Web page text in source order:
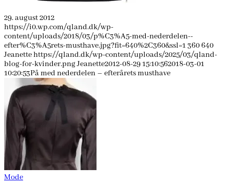
29. august 2012
https://i0.wp.com/qland.dk/wp-
content/uploads/2018/03/p%C3%A5-med-nederdelen--
efter%C3%A5rets-musthave.jpg?fit=640%2C360&ssl=1 360640
Jeanettehttps://qland.dk/wp-content/uploads/2025/03/qland-
blog-for-kvinder.pngJeanette2012-08-29 15:10:562018-03-01
10:20:53På med nederdelen – efterårets musthave
Mode